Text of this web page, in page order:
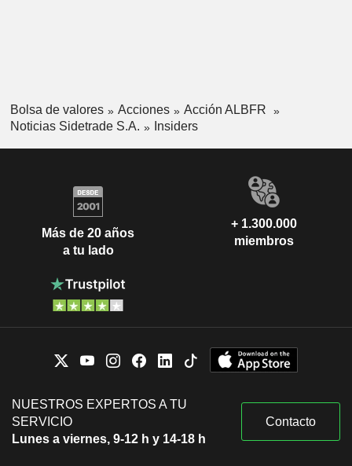
Bolsa de valores Acciones
Acción ALBFR
Noticias Sidetrade S.A.
Insiders
Más de 20 años
a tu lado
+ 1.300.000
miembros
NUESTROS EXPERTOS A TU
SERVICIO
Lunes a viernes, 9-12 h y 14-18 h
Contacto